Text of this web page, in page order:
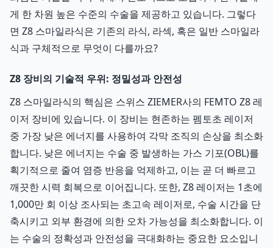
게 한 차원 높은 수준의 수술을 제공하고 있습니다. 그렇다
면 Z8 스마일라식은 기존의 라식, 라섹, 혹은 일반 스마일라
식과 구체적으로 무엇이 다를까요?
Z8 장비의 기술적 우위: 정밀성과 안전성
Z8 스마일라식의 핵심은 스위스 ZIEMER사의 FEMTO Z8 레
이저 장비에 있습니다. 이 장비는 현존하는 펨토초 레이저
중 가장 낮은 에너지를 사용하여 각막 조직의 손상을 최소화
합니다. 낮은 에너지는 수술 중 발생하는 가스 기포(OBL)를
획기적으로 줄여 염증 반응을 억제하고, 이는 곧 더 빠르고
깨끗한 시력 회복으로 이어집니다. 또한, Z8 레이저는 1초에
1,000만 회 이상 조사되는 초고속 레이저로, 수술 시간을 단
축시키고 외부 환경에 의한 오차 가능성을 최소화합니다. 이
는 수술의 정확성과 안전성을 극대화하는 중요한 요소입니